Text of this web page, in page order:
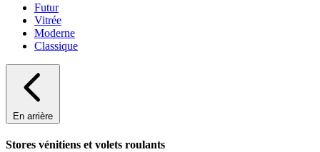
Futur
Vitrée
Moderne
Classique
En arrière
Stores vénitiens et volets roulants